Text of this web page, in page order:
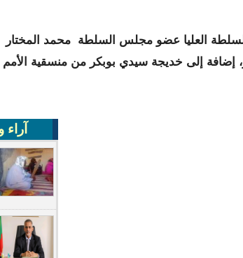
العليا عضو مجلس السلطة محمد المختار
إضافة إلى خديجة سيدي بوبكر من منسقية الأمم